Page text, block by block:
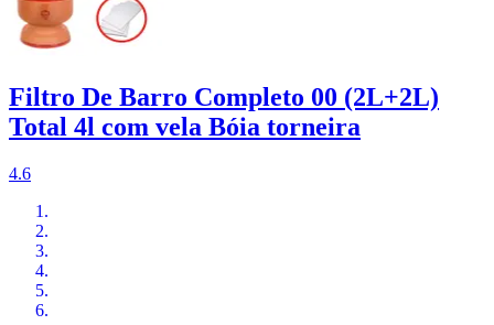
Filtro De Barro Completo 00 (2L+2L)
Total 4l com vela Bóia torneira
4.6